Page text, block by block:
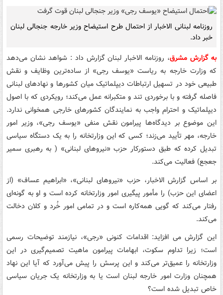
روزنامه لبنانی الاخبار از احتمال طرح استیضاح وزیر خارجه جنجالی لبنان
خبر داد.
به گزارش مشرق، روزنامه الاخبار لبنان گزارش داد : شواهد نشان می‌دهد
که وزارت خارجه به ریاست «یوسف رجی» از ساده‌ترین وظایف و نقش
طبیعی خود در تسهیل ارتباطات دیپلماتیک میان کشورها و نهادهای لبنانی
فاصله گرفته و با برخوردی تند و متکبرانه عمل می‌کند؛ رویکردی که با اصول
دیپلماتیک و احترام واجب به نمایندگان کشورهای خارجی همخوانی ندارد.
این موضوع بر دیدگاه‌ها پیرامون نقش منفی «یوسف رجی»، وزیر امور
خارجه، مهر تأیید می‌زند؛ کسی که این وزارتخانه را به یک دستگاه سیاسی
تبدیل کرده که طبق دستورکار حزب «نیروهای لبنانی» ( به رهبری سمیر
جعجع) فعالیت می‌کند.
بر اساس گزارش الاخبار، حزب «نیروهای لبنانی»، «ابراهیم عساف» (از
اعضای این حزب) را مأمور پیگیری امور وزارتخانه کرده است و او به گونه‌ای
رفتار می‌کند که گویی همه‌کاره است و در تمامی امور خُرد و کلان دخالت
می‌کند.
این گزارش می افزاید: اقدامات کنونی «رجی»، نیازمند توضیحات رسمی
است؛ زیرا تداوم سکوت، ابهامات پیرامون ماهیت تصمیم‌گیری در این
وزارتخانه را عمیق‌تر می‌کند و این پرسش را پیش می‌آورد که آیا این نهاد
همچنان وزارت امور خارجه لبنان است یا به وزارتخانه یک جریان سیاسی
خاص تبدیل شده است؟